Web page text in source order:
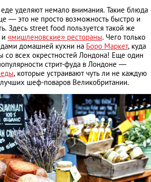
уделяют немало внимания. Такие блюда
— это не просто возможность быстро и
Здесь street food пользуется такой же
«мишленовские» рестораны. Чего только
домашней кухни на Боро Маркет, куда
со всех окрестностей Лондона! Еще один
стрит-фуда в Лондоне —
, которые устраивают чуть ли не каждую
шеф-поваров Великобритании.